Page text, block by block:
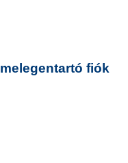
fiók